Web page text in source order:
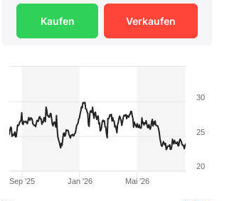
Kaufen Verkaufen
Jan '26
Sep '25 Mai '26
20
25
30